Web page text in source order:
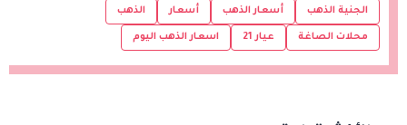
الجنية الذهب أسعار الذهب أسعار الذهب
محلات الصاغة عيار 21 اسعار الذهب اليوم